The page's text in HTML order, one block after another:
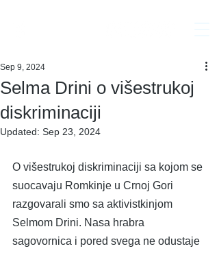
Selma Drini o višestrukoj
diskriminaciji
Sep 9, 2024
Updated: Sep 23, 2024
O višestrukoj diskriminaciji sa kojom se
suocavaju Romkinje u Crnoj Gori
razgovarali smo sa aktivistkinjom
Selmom Drini. Nasa hrabra
sagovornica i pored svega ne odustaje